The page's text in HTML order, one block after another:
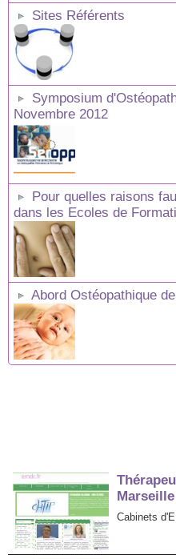
Sites Référents
Symposium
Novembre 2012
Pour quelles raisons
dans les Ecoles de
Abord Ostéopathique
Marseille
Cabinets